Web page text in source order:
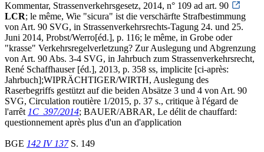
Kommentar, Strassenverkehrsgesetz, 2014, n° 109 ad art. 90
LCR; le même, Wie "sicura" ist die verschärfte Strafbestimmung
von Art. 90 SVG, in Strassenverkehrsrechts-Tagung 24. und 25.
Juni 2014, Probst/Werro[éd.], p. 116; le même, in Grobe oder
"krasse" Verkehrsregelverletzung? Zur Auslegung und Abgrenzung
von Art. 90 Abs. 3-4 SVG, in Jahrbuch zum Strassenverkehrsrecht,
René Schaffhauser [éd.], 2013, p. 358 ss, implicite [ci-après:
Jahrbuch];WIPRÄCHTIGER/WIRTH, Auslegung des
Raserbegriffs gestützt auf die beiden Absätze 3 und 4 von Art. 90
SVG, Circulation routière 1/2015, p. 37 s., critique à l'égard de
l'arrêt 1C_397/2014; BAUER/ABRAR, Le délit de chauffard:
questionnement après plus d'un an d'application
BGE 142 IV 137S. 149